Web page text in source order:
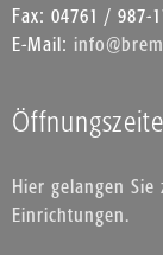
Fax: 04761 / 987-
E-Mail:
Hier gelangen
Einrichtungen.